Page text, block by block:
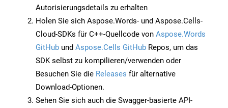
Autorisierungsdetails zu erhalten
Holen Sie sich Aspose.Words- und Aspose.Cells-
Cloud-SDKs für C++-Quellcode von Aspose.Words
GitHub und Aspose.Cells GitHub Repos, um das
SDK selbst zu kompilieren/verwenden oder
Besuchen Sie die Releases für alternative
Download-Optionen.
Sehen Sie sich auch die Swagger-basierte API-